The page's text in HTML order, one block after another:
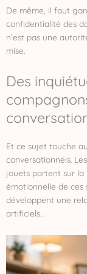
De même, il faut
confidentialité des
n’est pas une
mise.
Des
Et ce sujet touche
conversationnels.
jouets portent sur la
émotionnelle de ces
développent une
artificiels…